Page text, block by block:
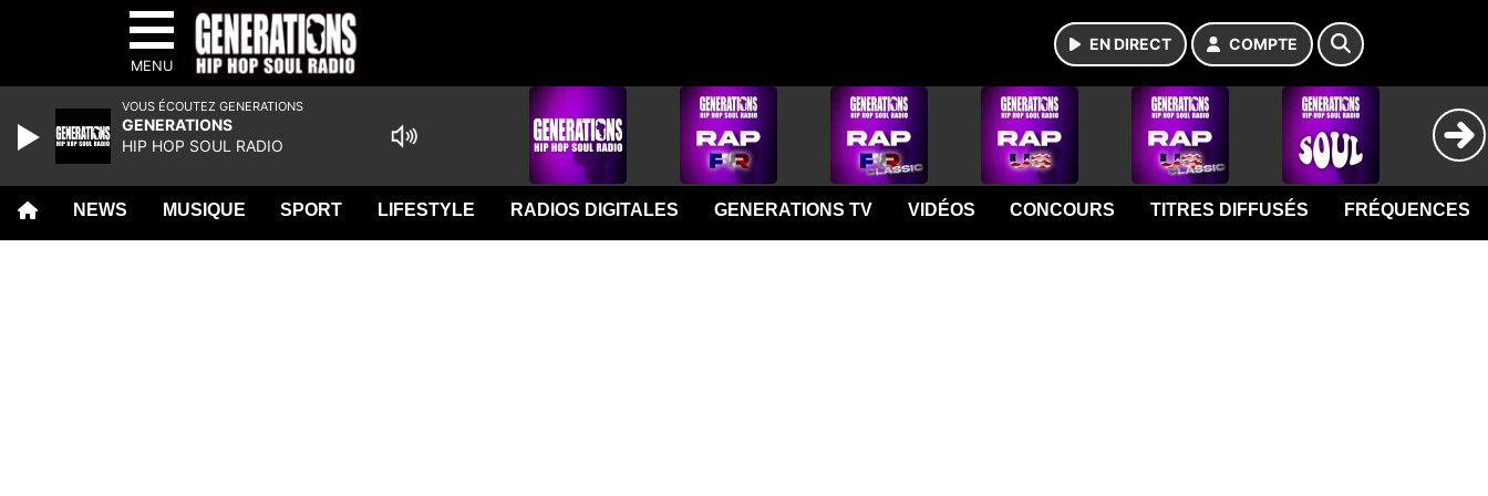
MENU
EN DIRECT COMPTE
NEWS MUSIQUE SPORT LIFESTYLE RADIOS DIGITALES GENERATIONS TV VIDÉOS CONCOURS TITRES DIFFUSÉS FRÉQUENCES
VOUS ÉCOUTEZ GENERATIONS
GENERATIONS
HIP HOP SOUL RADIO